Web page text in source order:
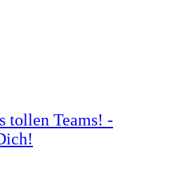
tollen Teams! -